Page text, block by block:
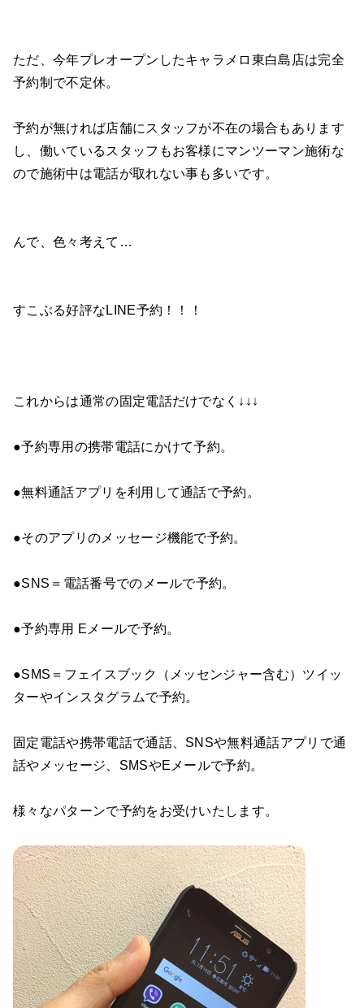
ただ、今年プレオープンしたキャラメロ東白島店は完全
予約制で不定休。
予約が無ければ店舗にスタッフが不在の場合もあります
し、働いているスタッフもお客様にマンツーマン施術な
ので施術中は電話が取れない事も多いです。
んで、色々考えて…
すこぶる好評なLINE予約！！！
これからは通常の固定電話だけでなく↓↓↓
●予約専用の携帯電話にかけて予約。
●無料通話アプリを利用して通話で予約。
●そのアプリのメッセージ機能で予約。
●SNS ＝電話番号でのメールで予約。
●予約専用 Eメールで予約。
●SMS＝フェイスブック（メッセンジャー含む）ツイッ
ターやインスタグラムで予約。
固定電話や携帯電話で通話、SNSや無料通話アプリで通
話やメッセージ、SMSやEメールで予約。
様々なパターンで予約をお受けいたします。